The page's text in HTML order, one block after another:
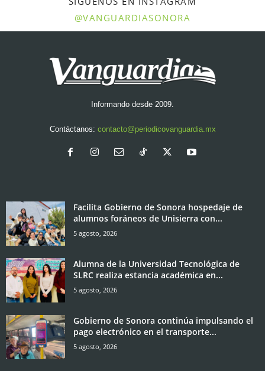
@VANGUARDIASONORA
Informando desde 2009.
Contáctanos: contacto@periodicovanguardia.mx
Facilita Gobierno de Sonora hospedaje de
alumnos foráneos de Unisierra con...
5 agosto, 2026
Alumna de la Universidad Tecnológica de
SLRC realiza estancia académica en...
5 agosto, 2026
Gobierno de Sonora continúa impulsando el
pago electrónico en el transporte...
5 agosto, 2026